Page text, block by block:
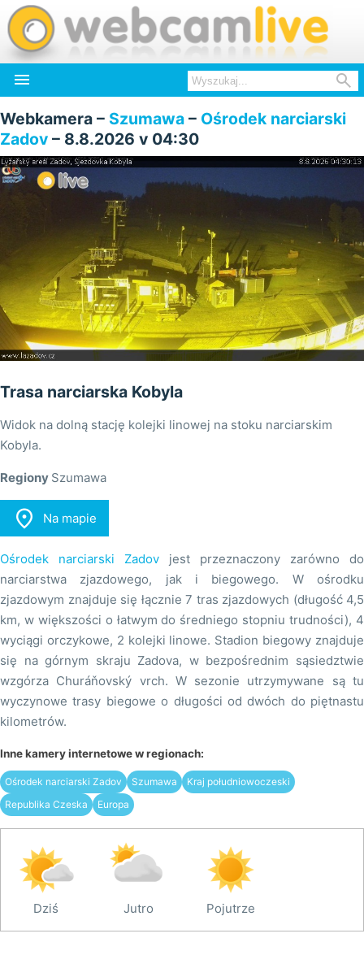
 
Webkamera – Szumawa – Ośrodek narciarski
Zadov – 8.8.2026 v 04:30
Trasa narciarska Kobyla
Widok na dolną stację kolejki linowej na stoku narciarskim
Kobyla.
Regiony Szumawa
 Na mapie
Ośrodek narciarski Zadov jest przeznaczony zarówno do
narciarstwa zjazdowego, jak i biegowego. W ośrodku
zjazdowym znajduje się łącznie 7 tras zjazdowych (długość 4,5
km, w większości o łatwym do średniego stopniu trudności), 4
wyciągi orczykowe, 2 kolejki linowe. Stadion biegowy znajduje
się na górnym skraju Zadova, w bezpośrednim sąsiedztwie
wzgórza Churáňovský vrch. W sezonie utrzymywane są tu
wyczynowe trasy biegowe o długości od dwóch do piętnastu
kilometrów.
Inne kamery internetowe w regionach:
Ośrodek narciarski Zadov Szumawa
Kraj południowoczeski
Republika Czeska
Europa
Dziś Jutro Pojutrze